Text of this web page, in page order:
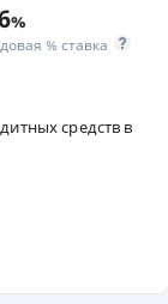
%
% ставка
средств в